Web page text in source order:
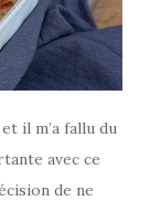
il m’a fallu du
avec ce
de ne